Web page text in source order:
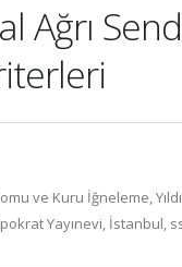
Ağrı
ve Kuru İğneleme,
Yayınevi, İstanbul,